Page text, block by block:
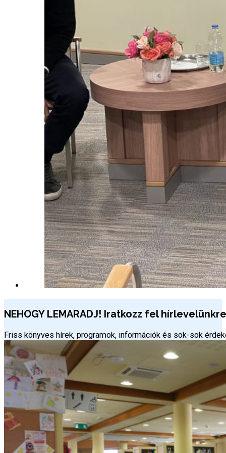
NEHOGY LEMARADJ! Iratkozz fel
Friss könyves hírek, programok, információk és sok-sok